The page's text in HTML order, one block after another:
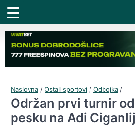
Naslovna / Ostali sportovi / Odbojka /
Održan prvi turnir
pesku na Adi